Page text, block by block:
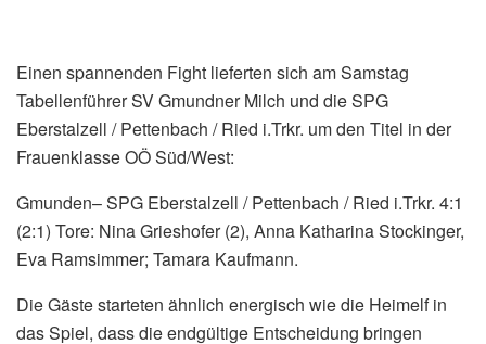
Einen spannenden Fight lieferten sich am Samstag
Tabellenführer SV Gmundner Milch und die SPG
Eberstalzell / Pettenbach / Ried i.Trkr. um den Titel in der
Frauenklasse OÖ Süd/West:
Gmunden– SPG Eberstalzell / Pettenbach / Ried i.Trkr. 4:1
(2:1) Tore: Nina Grieshofer (2), Anna Katharina Stockinger,
Eva Ramsimmer; Tamara Kaufmann.
Die Gäste starteten ähnlich energisch wie die Heimelf in
das Spiel, dass die endgültige Entscheidung bringen